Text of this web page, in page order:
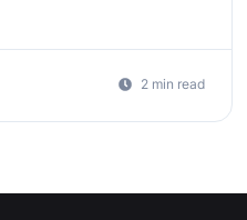
2 min read